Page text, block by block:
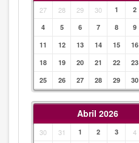
27 28 29 30 1 2
4
5 6 7 8 9
11
12 13 14 15 16
18
19 20 21 22 23
25
26 27 28 29 30
Abril 2026
30 31 1 2 3 4